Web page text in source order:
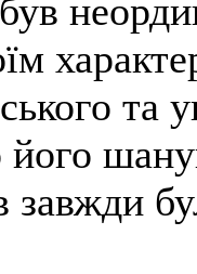
був
та
завжди